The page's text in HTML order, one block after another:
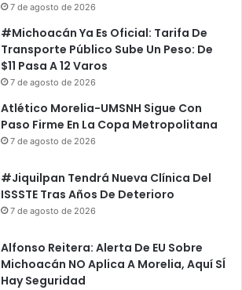
7 de agosto de 2026
#Michoacán Ya Es Oficial: Tarifa De
Transporte Público Sube Un Peso: De
$11 Pasa A 12 Varos
7 de agosto de 2026
Atlético Morelia-UMSNH Sigue Con
Paso Firme En La Copa Metropolitana
7 de agosto de 2026
#Jiquilpan Tendrá Nueva Clínica Del
ISSSTE Tras Años De Deterioro
7 de agosto de 2026
Alfonso Reitera: Alerta De EU Sobre
Michoacán NO Aplica A Morelia, Aquí SÍ
Hay Seguridad